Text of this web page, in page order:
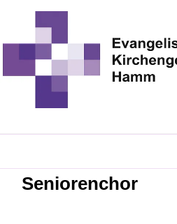
Seniorenchor